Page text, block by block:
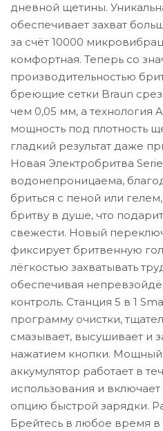
дневной щетины.
обеспечивает захват
за счёт 10000
комфортная. Теперь со
производительностью
бреющие сетки Braun
чем 0,05 мм, а технология
мощность под плотность
гладкий результат даже
Новая Электробритва
водонепроницаема,
бриться с пеной или
бритву в душе, что
свежести. Новый
фиксирует бритвенную
лёгкостью захватывать
обеспечивая
контроль. Станция 5 в 1
программу очистки,
смазывает, высушивает и
нажатием кнопки.
аккумулятор работает в
использования и
опцию быстрой зарядки.
Брейтесь в любое время